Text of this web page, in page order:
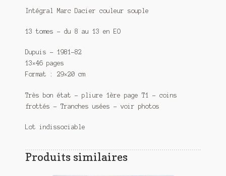
Intégral Marc Dacier couleur souple
13 tomes – du 8 au 13 en EO
Dupuis – 1981-82
13×46 pages
Format : 29×20 cm
Très bon état – pliure 1ère page T1 – coins
frottés – Tranches usées – voir photos
Lot indissociable
Produits similaires